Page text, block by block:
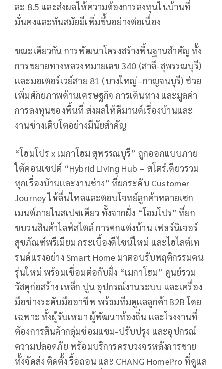
ละ 8.5 และส่งผลให้ความต้องการลงทุนในบ้านที่
มั่นคงและทันสมัยมีเพิ่มขึ้นอย่างต่อเนื่อง
ขณะเดียวกัน การพัฒนาโครงสร้างพื้นฐานสำคัญ ทั้ง
การขยายทางหลวงหมายเลข 340 (สาลี-สุพรรณบุรี)
และมอเตอร์เวย์สาย 81 (บางใหญ่–กาญจนบุรี) ช่วย
เพิ่มศักยภาพด้านเศรษฐกิจ การเดินทาง และมูลค่า
การลงทุนของพื้นที่ ส่งผลให้ดีมานด์เรื่องบ้านและ
งานช่างเติบโตอย่างมีนัยสำคัญ
“โฮมโปร x เมกาโฮม สุพรรณบุรี” ถูกออกแบบภาย
ใต้คอนเซปต์ “Hybrid Living Hub – สโตร์เดียวรวม
ทุกเรื่องบ้านและงานช่าง” ที่ยกระดับ Customer
Journey ให้ลื่นไหลและตอบโจทย์ลูกค้าหลายเซก
เมนต์ภายในสเปซเดียว ทั้งจากฝั่ง “โฮมโปร” ที่ยก
ขบวนสินค้าไลฟ์สไตล์ การตกแต่งบ้าน เฟอร์นิเจอร์
สุขภัณฑ์พรีเมียม กระเบื้องดีไซน์ใหม่ และไฮไลต์เท
รนด์แรงอย่าง Smart Home มาตอบรับพฤติกรรมคน
รุ่นใหม่ พร้อมเชื่อมต่อกับฝั่ง “เมกาโฮม” ศูนย์รวม
วัสดุก่อสร้าง เหล็ก ปูน อุปกรณ์งานระบบ และเครื่อง
มือช่างระดับมืออาชีพ พร้อมทีมดูแลลูกค้า B2B โดย
เฉพาะ ทั้งผู้รับเหมา ผู้พัฒนาท้องถิ่น และโรงงานที่
ต้องการสินค้ากลุ่มซ่อมแซม-ปรับปรุง และอุปกรณ์
ความปลอดภัย พร้อมบริการครบวงจรหลังการขาย
ทั้งจัดส่ง ติดตั้ง รื้อถอน และ CHANG HomePro ที่ดูแล